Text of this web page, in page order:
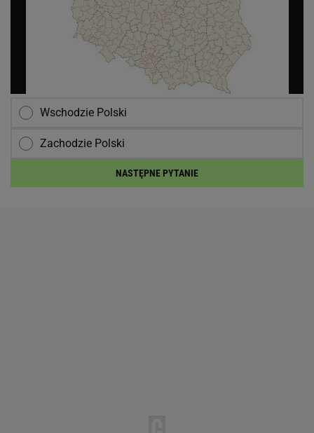
Wschodzie Polski
Zachodzie Polski
NASTĘPNE PYTANIE